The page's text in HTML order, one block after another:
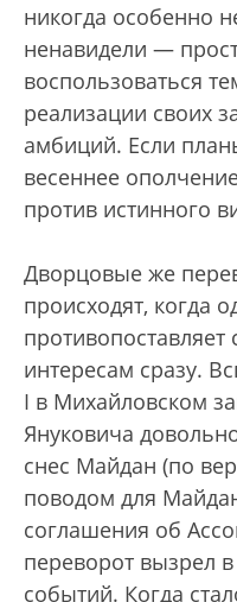
никогда особенно
ненавидели —
воспользоваться
реализации своих
амбиций. Если
весеннее
против истинного
Дворцовые же
происходят, когда
интересам сразу.
I в Михайловском
Януковича
снес Майдан (по
поводом для
соглашения об
переворот вызрел
событий. Когда